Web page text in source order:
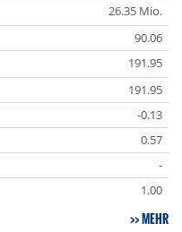
26.35 Mio.
90.06
191.95
191.95
-0.13
0.57
-
1.00
MEHR